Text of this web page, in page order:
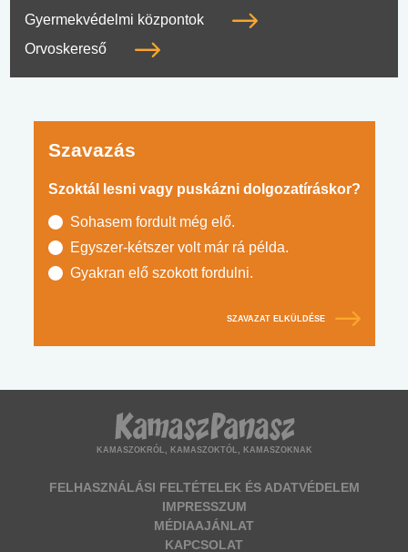
Gyermekvédelmi központok
Orvoskereső
Szavazás
Szoktál lesni vagy puskázni dolgozatíráskor?
Sohasem fordult még elő.
Egyszer-kétszer volt már rá példa.
Gyakran elő szokott fordulni.
SZAVAZAT ELKÜLDÉSE
KAMASZOKRÓL, KAMASZOKTÓL, KAMASZOKNAK
FELHASZNÁLÁSI FELTÉTELEK ÉS ADATVÉDELEM
IMPRESSZUM
MÉDIAAJÁNLAT
KAPCSOLAT